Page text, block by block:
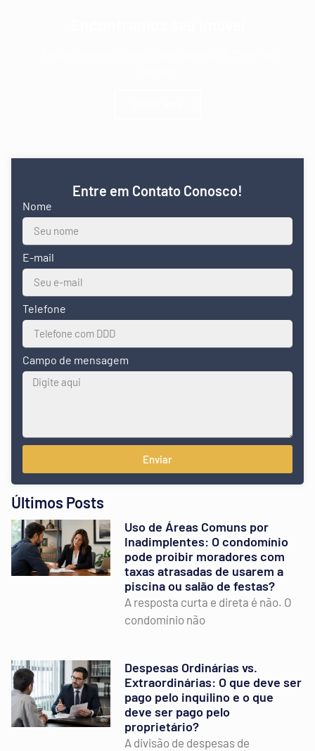
Entre em Contato Conosco!
Nome
E-mail
Telefone
Campo de mensagem
Enviar
Últimos Posts
Uso de Áreas Comuns por
Inadimplentes: O condomínio
pode proibir moradores com
taxas atrasadas de usarem a
piscina ou salão de festas?
A resposta curta e direta é não. O
condomínio não
Despesas Ordinárias vs.
Extraordinárias: O que deve ser
pago pelo inquilino e o que
deve ser pago pelo
proprietário?
A divisão de despesas de